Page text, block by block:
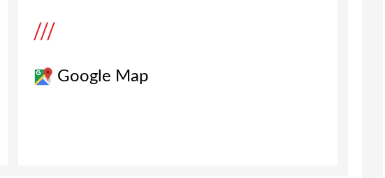
Google Map